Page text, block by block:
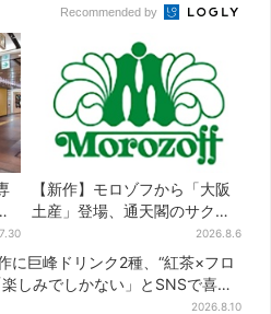
Recommended by
【新作】モロゾフから「大阪
土産」登場、通天閣のサクサ
クスイーツ 6カ所で順次発売
2026.8.6
に巨峰ドリンク2種、“紅茶×フロ
しみでしかない」とSNSで喜び
2026.8.10